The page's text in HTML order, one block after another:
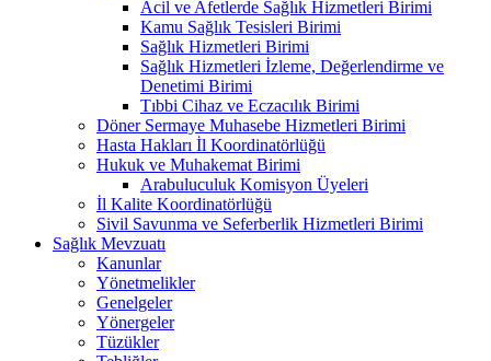
Acil ve Afetlerde Sağlık Hizmetleri Birimi
Kamu Sağlık Tesisleri Birimi
Sağlık Hizmetleri Birimi
Sağlık Hizmetleri İzleme, Değerlendirme ve
Denetimi Birimi
Tıbbi Cihaz ve Eczacılık Birimi
Döner Sermaye Muhasebe Hizmetleri Birimi
Hasta Hakları İl Koordinatörlüğü
Hukuk ve Muhakemat Birimi
Arabuluculuk Komisyon Üyeleri
İl Kalite Koordinatörlüğü
Sivil Savunma ve Seferberlik Hizmetleri Birimi
Sağlık Mevzuatı
Kanunlar
Yönetmelikler
Genelgeler
Yönergeler
Tüzükler